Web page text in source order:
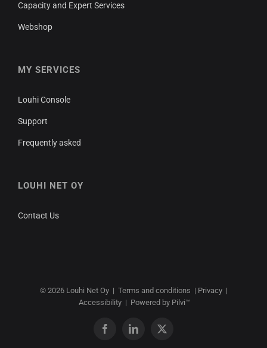
Capacity and Expert Services
Webshop
MY SERVICES
Louhi Console
Support
Frequently asked
LOUHI NET OY
Contact Us
© 2026 Louhi Net Oy| Terms and conditions | Privacy|
Accessibility | Powered by Pilvi™
FacebookLinkedIn
X